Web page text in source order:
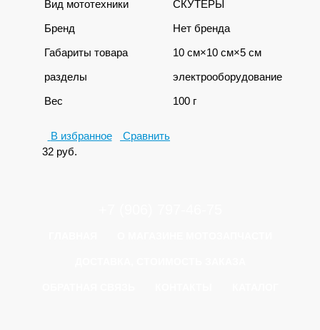
Вид мототехники
СКУТЕРЫ
Бренд
Нет бренда
Габариты товара
10 см×10 см×5 см
разделы
электрооборудование
Вес
100 г
В избранное
Сравнить
32 руб.